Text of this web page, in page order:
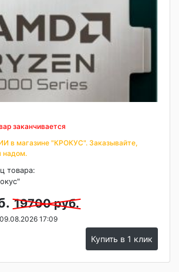
заканчивается
в магазине "КРОКУС". Заказывайте,
надом.
товара:
19700 руб.
17:09
Купить в 1 клик